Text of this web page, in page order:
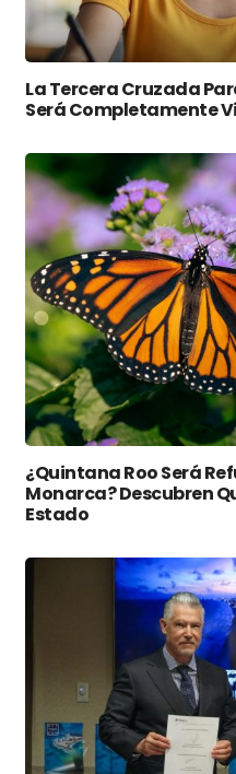
La Tercera Cruzada
Será Completamente
¿Quintana Roo Será
Monarca? Descubren
Estado